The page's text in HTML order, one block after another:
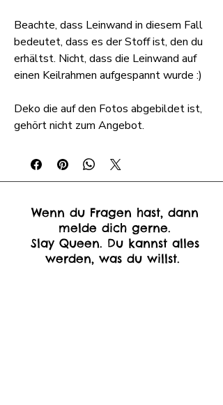
Beachte, dass Leinwand in diesem Fall
bedeutet, dass es der Stoff ist, den du
erhältst. Nicht, dass die Leinwand auf
einen Keilrahmen aufgespannt wurde :)
Deko die auf den Fotos abgebildet ist,
gehört nicht zum Angebot.
Wenn du Fragen hast, dann
melde dich gerne.
Slay Queen. Du kannst alles
werden, was du willst.